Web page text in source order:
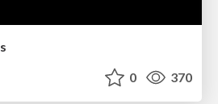
0 370